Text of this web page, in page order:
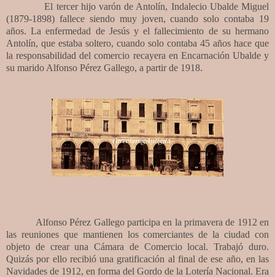
El tercer hijo varón de Antolín, Indalecio Ubalde Miguel
(1879-1898) fallece siendo muy joven, cuando solo contaba 19
años. La enfermedad de Jesús y el fallecimiento de su hermano
Antolín, que estaba soltero, cuando solo contaba 45 años hace que
la responsabilidad del comercio recayera en Encarnación Ubalde y
su marido Alfonso Pérez Gallego, a partir de 1918.
Alfonso Pérez Gallego participa en la primavera de 1912 en
las reuniones que mantienen los comerciantes de la ciudad con
objeto de crear una Cámara de Comercio local. Trabajó duro.
Quizás por ello recibió una gratificación al final de ese año, en las
Navidades de 1912, en forma del Gordo de la Lotería Nacional. Era